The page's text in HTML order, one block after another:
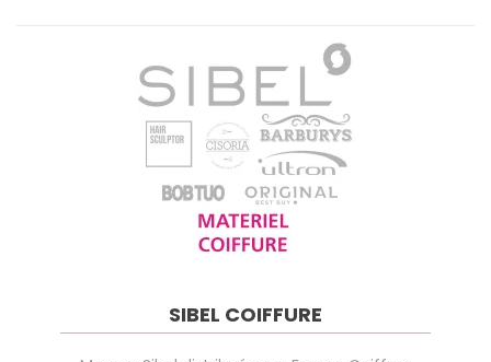
SIBEL COIFFURE